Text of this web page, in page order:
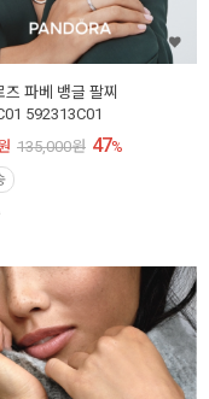
즈 파베 뱅글 팔찌
592313C01
135,000원 47%